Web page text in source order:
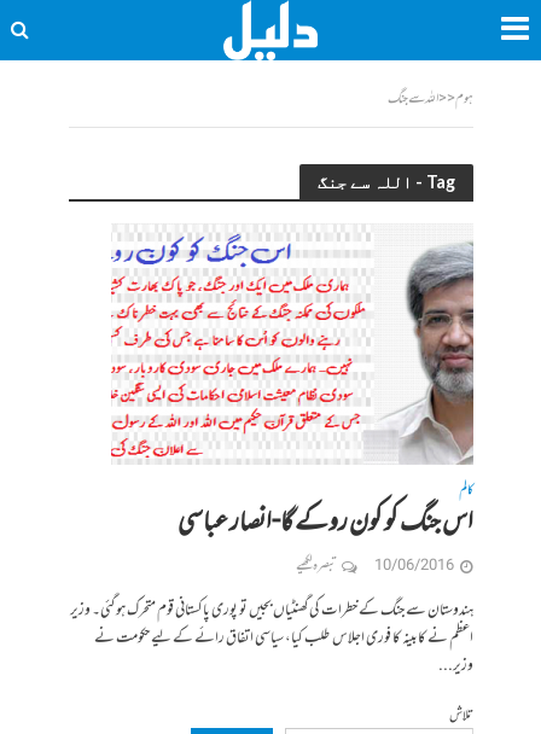
ہوم<<اللہ سے جنگ
Tag - اللہ سے جنگ
کالم
اس جنگ کو کون روکے گا-انصار عباسی
10/06/2016 تبصرہ لکھیے
ہندوستان سے جنگ کے خطرات کی گھنٹیاں بجیں تو پوری پاکستانی قوم متحرک ہو گئی۔ وزیر
اعظم نے کابینہ کا فوری اجلاس طلب کیا، سیاسی اتفاق رائے کے لیے حکومت نے
وزیر...
تلاش